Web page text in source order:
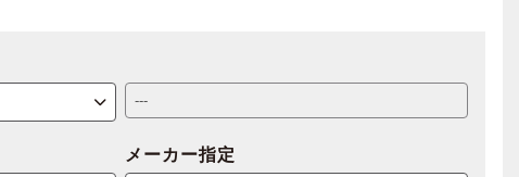
メーカー指定